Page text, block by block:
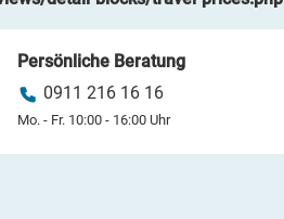
Persönliche Beratung
0911 216 16 16
Mo. - Fr. 10:00 - 16:00 Uhr